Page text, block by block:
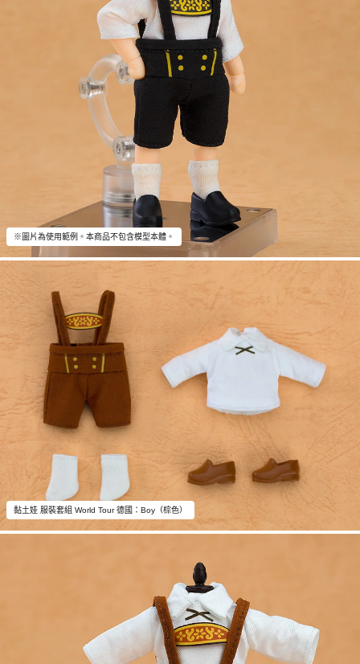
※圖片為使用範例。本商品不包含模型本體。
黏土娃 服裝套組 World Tour 德國：Boy（棕色）